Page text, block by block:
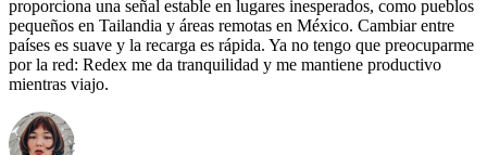
proporciona una señal estable en lugares inesperados, como pueblos
pequeños en Tailandia y áreas remotas en México. Cambiar entre
países es suave y la recarga es rápida. Ya no tengo que preocuparme
por la red: Redex me da tranquilidad y me mantiene productivo
mientras viajo.